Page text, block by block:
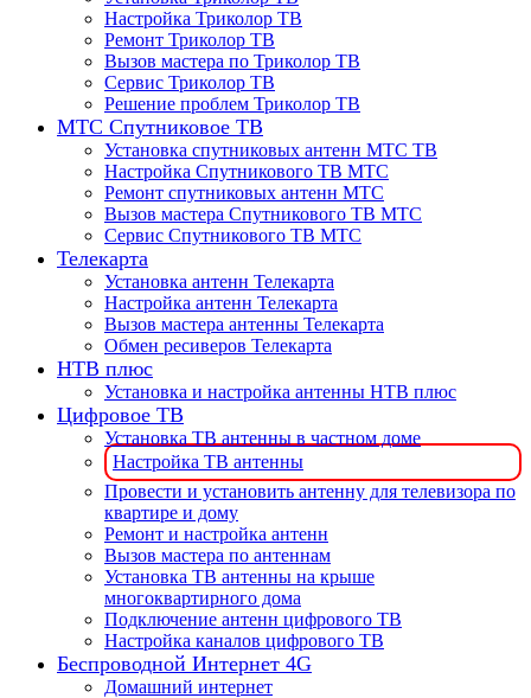
Настройка Триколор ТВ
Ремонт Триколор ТВ
Вызов мастера по Триколор ТВ
Сервис Триколор ТВ
Решение проблем Триколор ТВ
МТС Спутниковое ТВ
Установка спутниковых антенн МТС ТВ
Настройка Спутникового ТВ МТС
Ремонт спутниковых антенн МТС
Вызов мастера Спутникового ТВ МТС
Сервис Спутникового ТВ МТС
Телекарта
Установка антенн Телекарта
Настройка антенн Телекарта
Вызов мастера антенны Телекарта
Обмен ресиверов Телекарта
НТВ плюс
Установка и настройка антенны НТВ плюс
Цифровое ТВ
Установка ТВ антенны в частном доме
Настройка ТВ антенны
Провести и установить антенну для телевизора по
квартире и дому
Ремонт и настройка антенн
Вызов мастера по антеннам
Установка ТВ антенны на крыше
многоквартирного дома
Подключение антенн цифрового ТВ
Настройка каналов цифрового ТВ
Беспроводной Интернет 4G
Домашний интернет